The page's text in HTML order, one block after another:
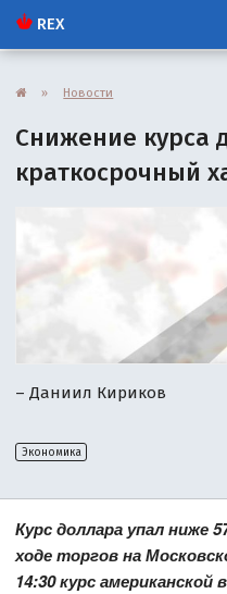
REX
» Новости
Снижение курса
краткосрочный
– Даниил Кириков
Экономика
Курс доллара упал ниже
ходе торгов на
14:30 курс